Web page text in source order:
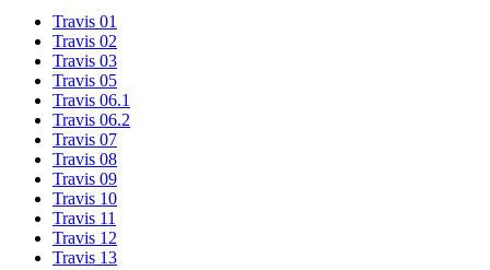
Travis 01
Travis 02
Travis 03
Travis 05
Travis 06.1
Travis 06.2
Travis 07
Travis 08
Travis 09
Travis 10
Travis 11
Travis 12
Travis 13